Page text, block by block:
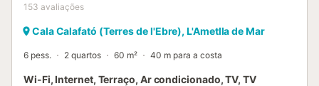
153 avaliações
Cala Calafató (Terres de l'Ebre), L'Ametlla de Mar
6 pess. 2 quartos 60 m² 40 m para a costa
Wi-Fi, Internet, Terraço, Ar condicionado, TV, TV